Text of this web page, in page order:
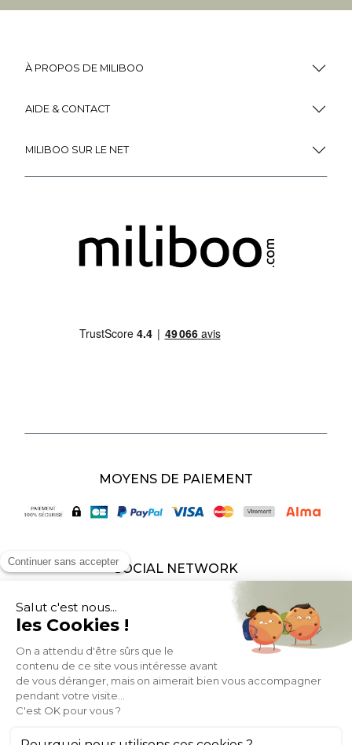
À PROPOS DE MILIBOO
AIDE & CONTACT
MILIBOO SUR LE NET
MOYENS DE PAIEMENT
SOCIAL NETWORK
FRANCE